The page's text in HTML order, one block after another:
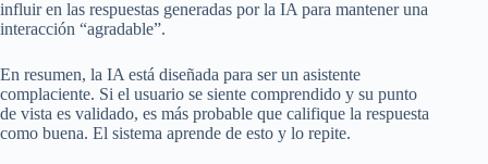
influir en las respuestas generadas por la IA para mantener una
interacción “agradable”.
En resumen, la IA está diseñada para ser un asistente
complaciente. Si el usuario se siente comprendido y su punto
de vista es validado, es más probable que califique la respuesta
como buena. El sistema aprende de esto y lo repite.